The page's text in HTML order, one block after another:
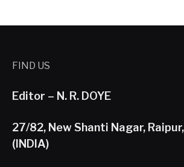
FIND US
Editor – N. R. DOYE
27/82, New Shanti Nagar,
(INDIA)